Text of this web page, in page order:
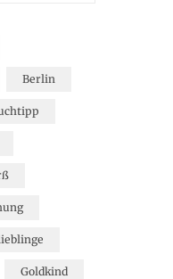
Berlin
Goldkind